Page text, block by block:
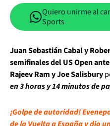
Quiero unirme al
Sports
Juan Sebastián Cabal y
semifinales del US Open
Rajeev Ram y Joe Salisbury
en 3 horas y 14 minutos de
¡Golpe de autoridad!
de la Vuelta a España y dio